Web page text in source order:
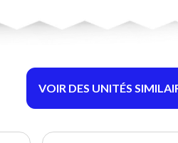
VOIR DES UNITÉS